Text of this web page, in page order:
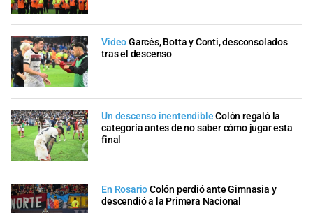
VideoGarcés, Botta y Conti, desconsolados
tras el descenso
Un descenso inentendibleColón regaló la
categoría antes de no saber cómo jugar esta
final
En RosarioColón perdió ante Gimnasia y
descendió a la Primera Nacional